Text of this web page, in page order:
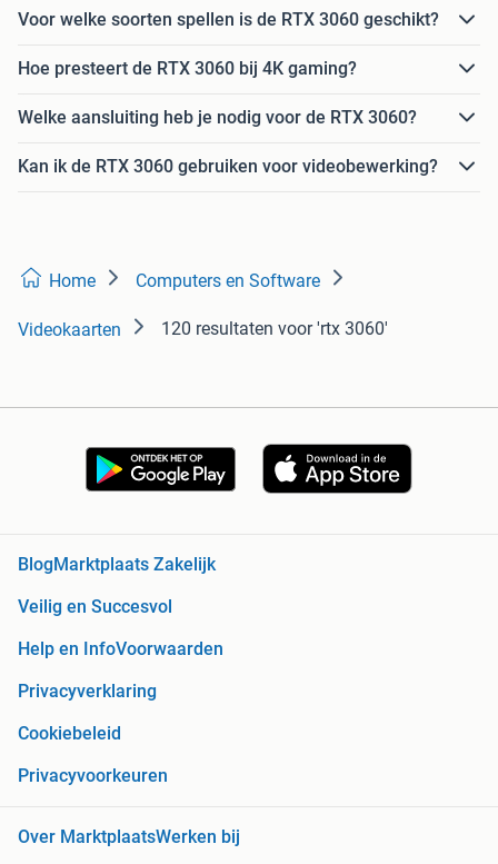
Voor welke soorten spellen is de RTX 3060 geschikt?
Hoe presteert de RTX 3060 bij 4K gaming?
Welke aansluiting heb je nodig voor de RTX 3060?
Kan ik de RTX 3060 gebruiken voor videobewerking?
Home Computers en Software
Videokaarten 120 resultaten voor 'rtx 3060'
BlogMarktplaats Zakelijk
Veilig en Succesvol
Help en InfoVoorwaarden
Privacyverklaring
Cookiebeleid
Privacyvoorkeuren
Over MarktplaatsWerken bij